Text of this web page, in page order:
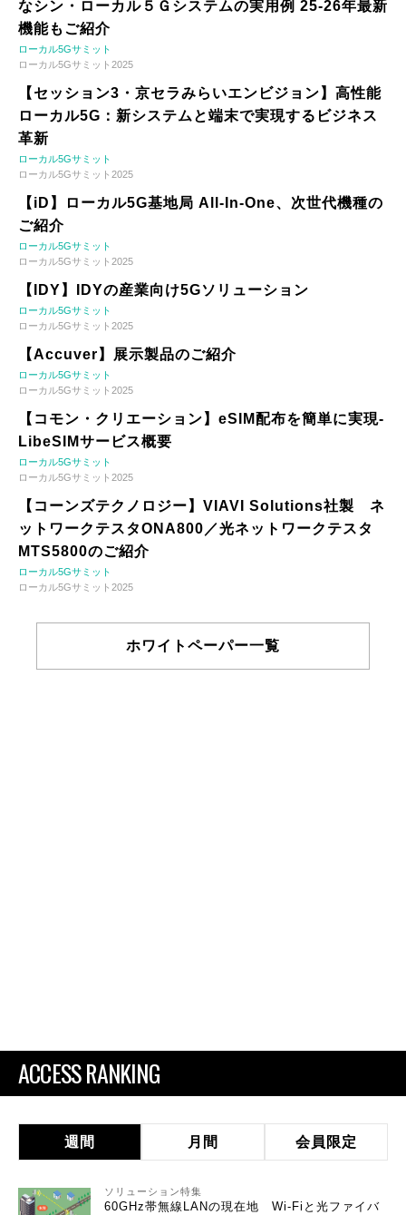
なシン・ローカル５Ｇシステムの実用例 25-26年最新
機能もご紹介
ローカル5Gサミット
ローカル5Gサミット2025
【セッション3・京セラみらいエンビジョン】高性能
ローカル5G：新システムと端末で実現するビジネス
革新
ローカル5Gサミット
ローカル5Gサミット2025
【iD】ローカル5G基地局 All-In-One、次世代機種の
ご紹介
ローカル5Gサミット
ローカル5Gサミット2025
【IDY】IDYの産業向け5Gソリューション
ローカル5Gサミット
ローカル5Gサミット2025
【Accuver】展示製品のご紹介
ローカル5Gサミット
ローカル5Gサミット2025
【コモン・クリエーション】eSIM配布を簡単に実現-
LibeSIMサービス概要
ローカル5Gサミット
ローカル5Gサミット2025
【コーンズテクノロジー】VIAVI Solutions社製 ネ
ットワークテスタONA800／光ネットワークテスタ
MTS5800のご紹介
ローカル5Gサミット
ローカル5Gサミット2025
ホワイトペーパー一覧
ACCESS RANKING
週間 月間 会員限定
ソリューション特集
60GHz帯無線LANの現在地 Wi-Fiと光ファイバ